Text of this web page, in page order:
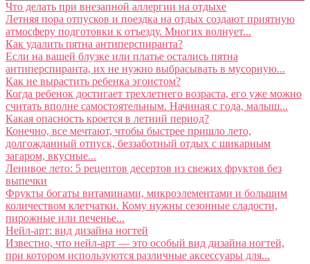
Что делать при внезапной аллергии на отдыхе
Летняя пора отпусков и поездка на отдых создают приятную
атмосферу подготовки к отъезду. Многих волнует...
Как удалить пятна антиперспиранта?
Если на вашей блузке или платье остались пятна
антиперспиранта, их не нужно выбрасывать в мусорную...
Как не вырастить ребенка эгоистом?
Когда ребенок достигает трехлетнего возраста, его уже можно
считать вполне самостоятельным. Начиная с года, малыш...
Какая опасность кроется в летний период?
Конечно, все мечтают, чтобы быстрее пришло лето,
долгожданный отпуск, беззаботный отдых с шикарным
загаром, вкусные...
Ленивое лето: 5 рецептов десертов из свежих фруктов без
выпечки
Фрукты богаты витаминами, микроэлементами и большим
количеством клетчатки. Кому нужны сезонные сладости,
пирожные или печенье...
Нейл-арт: вид дизайна ногтей
Известно, что нейл-арт — это особый вид дизайна ногтей,
при котором используются различные аксессуары для...